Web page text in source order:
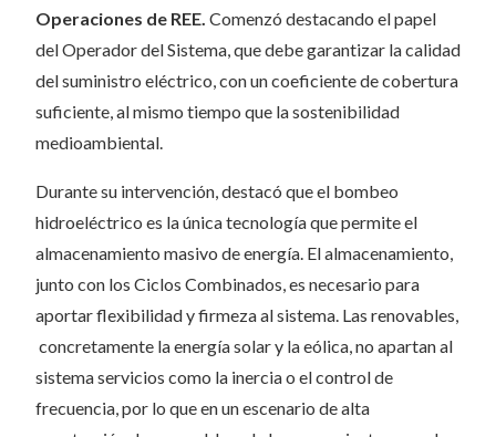
Operaciones de REE. Comenzó destacando el papel
del Operador del Sistema, que debe garantizar la calidad
del suministro eléctrico, con un coeficiente de cobertura
suficiente, al mismo tiempo que la sostenibilidad
medioambiental.
Durante su intervención, destacó que el bombeo
hidroeléctrico es la única tecnología que permite el
almacenamiento masivo de energía. El almacenamiento,
junto con los Ciclos Combinados, es necesario para
aportar flexibilidad y firmeza al sistema. Las renovables,
concretamente la energía solar y la eólica, no apartan al
sistema servicios como la inercia o el control de
frecuencia, por lo que en un escenario de alta